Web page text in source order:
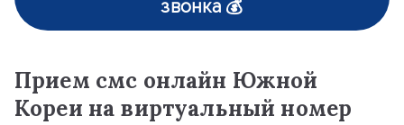
звонка 💰
Прием смс онлайн Южной
Кореи на виртуальный номер